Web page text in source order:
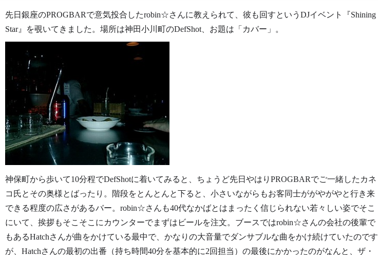
先日銀座のPROGBARで意気投合したrobin☆さんに教えられて、彼も回すというDJイベント『Shining
Star』を覗いてきました。場所は神田小川町のDefShot、お題は「カバー」。
神保町から歩いて10分程でDefShotに着いてみると、ちょうど先日やはりPROGBARでご一緒したカネ
コ氏とその奥様とばったり。階段をとんとんと下ると、小さいながらもお客同士ががやがやと行き来
できる程度の広さがあるバー。robin☆さんも40代なかばとはまったく信じられない若々しい姿でそこ
にいて、挨拶もそこそこにカウンターでまずはビールを注文。ブースではrobin☆さんの会社の後輩で
もあるHatchさんが曲をかけている最中で、かなりの大音量でダンサブルな曲をかけ続けていたのです
が、Hatchさんの最初の出番（持ち時間40分を基本的に2回担当）の最後にかかったのがなんと、ザ・